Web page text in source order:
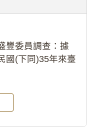
報告。(115教調
豐委員調查：據
國(下同)35年來臺
89年間函請其家屬